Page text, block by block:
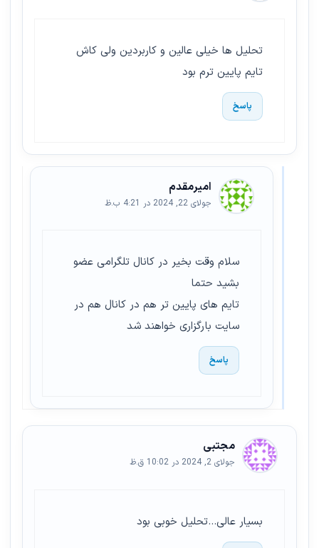
تحلیل ها خیلی عالین و کاربردین ولی کاش
تایم پایین ترم بود
پاسخ
امیرمقدم
جولای 22, 2024 در 4:21 ب.ظ
سلام وقت بخیر در کانال تلگرامی عضو
بشید حتما
تایم های پایین تر هم در کانال هم در
سایت بارگزاری خواهند شد
پاسخ
مجتبی
جولای 2, 2024 در 10:02 ق.ظ
بسیار عالی…تحلیل خوبی بود